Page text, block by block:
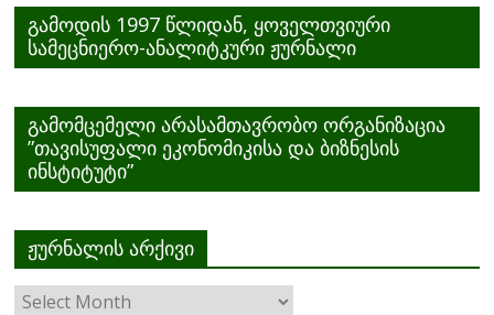
გამოდის 1997 წლიდან, ყოველთვიური
სამეცნიერო-ანალიტკური ჟურნალი
გამომცემელი არასამთავრობო ორგანიზაცია
”თავისუფალი ეკონომიკისა და ბიზნესის
ინსტიტუტი”
ჟურნალის არქივი
ჟურნალის